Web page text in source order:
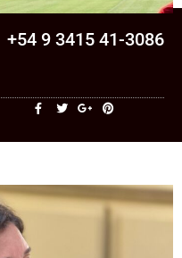
+54 9 3415 41-3086